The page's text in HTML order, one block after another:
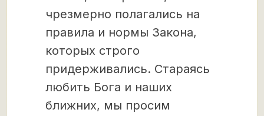
чрезмерно полагались на
правила и нормы Закона,
которых строго
придерживались. Стараясь
любить Бога и наших
ближних, мы просим